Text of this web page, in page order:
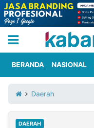
Iklan
Berita
Kami
BERANDA NASIONAL
Daerah
DAERAH